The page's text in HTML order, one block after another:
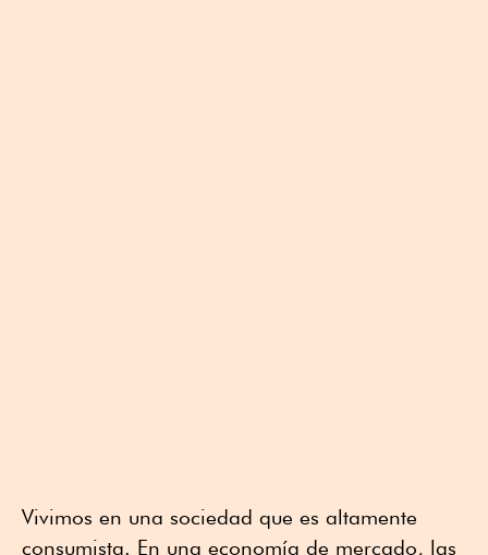
Vivimos en una sociedad que es altamente
consumista. En una economía de mercado, las